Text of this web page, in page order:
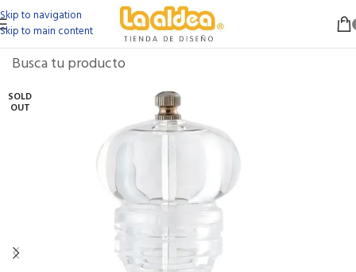
Skip to navigation
Skip to main content
SOLD
OUT